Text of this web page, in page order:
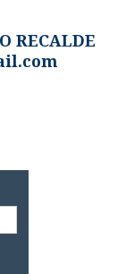
RECALDE